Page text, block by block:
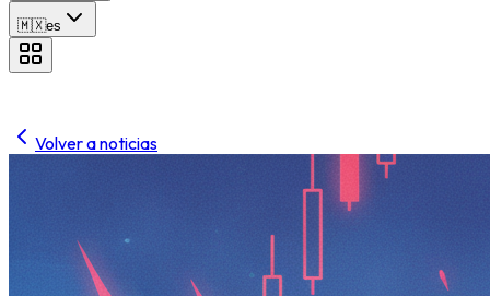
🇲🇽es
Volver a noticias